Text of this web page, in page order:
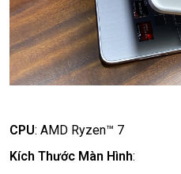
CPU: AMD Ryzen™ 7
Kích Thước Màn Hình: